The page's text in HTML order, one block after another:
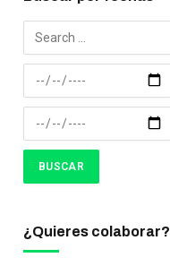
¿Quieres colaborar?